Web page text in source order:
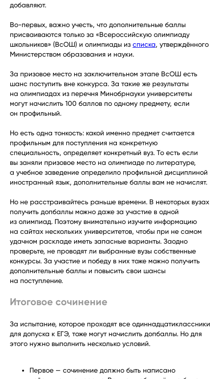
добавляют.
Во-первых, важно учесть, что дополнительные баллы
присваиваются только за «Всероссийскую олимпиаду
школьников» (ВсОШ) и олимпиады из списка, утверждённого
Министерством образования и науки.
За призовое место на заключительном этапе ВсОШ есть
шанс поступить вне конкурса. За такие же результаты
на олимпиадах из перечня Минобрнауки университеты
могут начислить 100 баллов по одному предмету, если
он профильный.
Но есть одна тонкость: какой именно предмет считается
профильным для поступления на конкретную
специальность, определяет конкретный вуз. То есть если
вы заняли призовое место на олимпиаде по литературе,
а учебное заведение определило профильной дисциплиной
иностранный язык, дополнительные баллы вам не начислят.
Но не расстраивайтесь раньше времени. В некоторых вузах
получить допбаллы можно даже за участие в одной
из олимпиад. Поэтому внимательно изучите информацию
на сайтах нескольких университетов, чтобы при не самом
удачном раскладе иметь запасные варианты. Заодно
проверьте, не проводят ли выбранные вузы собственные
конкурсы. За участие и победу в них тоже можно получить
дополнительные баллы и повысить свои шансы
на поступление.
Итоговое сочинение
За испытание, которое проходят все одиннадцатиклассники
для допуска к ЕГЭ, тоже могут начислить допбаллы. Но для
этого нужно выполнить несколько условий.
Первое — сочинение должно быть написано